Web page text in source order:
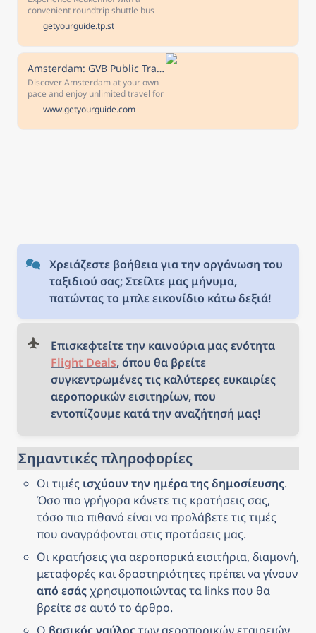
Duration 1.5 hours Check
availability to see starting times.
convenient roundtrip shuttle bus
from Amsterdam. Explore
Keukenhof at your own pace and
enjoy the freedom to choose when
to leave with buses departing
every 30 minutes.
getyourguide.tp.st
Amsterdam: GVB Public Transport Ticket
Discover Amsterdam at your own
pace and enjoy unlimited travel for
1 to 7 days on all trams, buses,
ferries and the metro (day and
night) for the number of days that
www.getyourguide.com
Χρειάζεστε βοήθεια για την οργάνωση του
ταξιδιού σας; Στείλτε μας μήνυμα,
πατώντας το μπλε εικονίδιο κάτω δεξιά!
Flight Deals, όπου θα βρείτε
συγκεντρωμένες τις καλύτερες ευκαιρίες
αεροπορικών εισιτηρίων, που
εντοπίζουμε κατά την αναζήτησή μας!
Σημαντικές πληροφορίες
Οι τιμές ισχύουν την ημέρα της δημοσίευσης.
Όσο πιο γρήγορα κάνετε τις κρατήσεις σας,
τόσο πιο πιθανό είναι να προλάβετε τις τιμές
που αναγράφονται στις προτάσεις μας.
Οι κρατήσεις για αεροπορικά εισιτήρια, διαμονή,
από εσάς χρησιμοποιώντας τα links που θα
βρείτε σε αυτό το άρθρο.